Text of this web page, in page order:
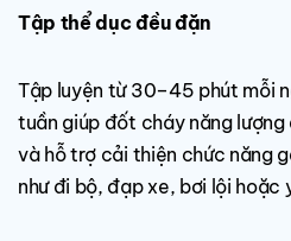
Tập thể dục đều đặn
Tập luyện từ 30–45 phút mỗi
tuần giúp đốt cháy năng
và hỗ trợ cải thiện chức năng
như đi bộ, đạp xe, bơi lội hoặc